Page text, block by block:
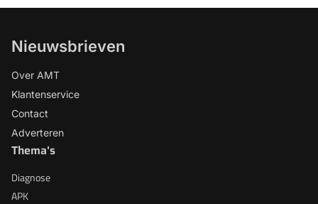
Nieuwsbrieven
Over AMT
Klantenservice
Contact
Adverteren
Thema's
Diagnose
APK